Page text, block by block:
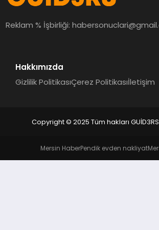
MAGAZIN
Reklam % İşbirliği:
Hakkımızda
Gizlilik PolitikasıÇerez Politikasıİletişim
Copyright © 2025 Tüm hakları
Mersin HaberPendik evden nakliyat